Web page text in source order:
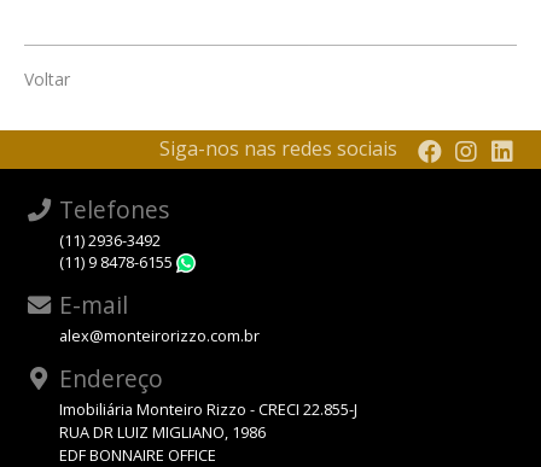
Voltar
Siga-nos nas redes sociais
Telefones
(11) 2936-3492
(11) 9 8478-6155
E-mail
alex@monteirorizzo.com.br
Endereço
Imobiliária Monteiro Rizzo - CRECI 22.855-J
RUA DR LUIZ MIGLIANO, 1986
EDF BONNAIRE OFFICE